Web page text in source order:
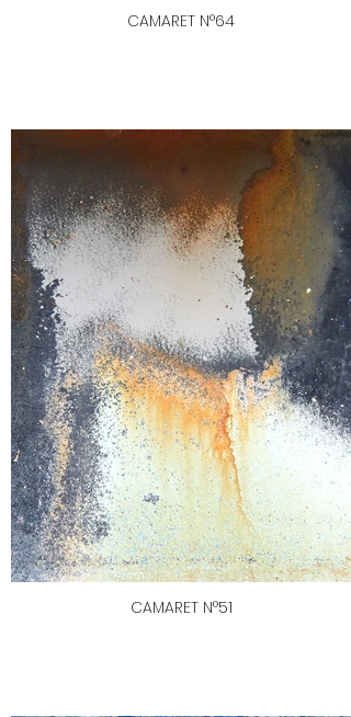
CAMARET N°64
CAMARET N°51